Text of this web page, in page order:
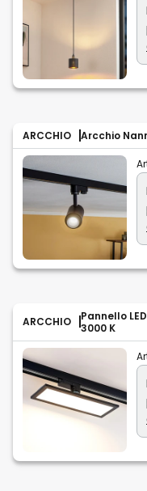
ARCCHIO Arcchio
ARCCHIO
Pannello
3000 K